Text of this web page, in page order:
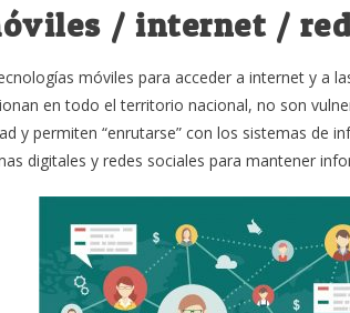
/ internet /
móviles para acceder a internet y a
en todo el territorio nacional, no son
y permiten “enrutarse” con los sistemas de
digitales y redes sociales para mantener